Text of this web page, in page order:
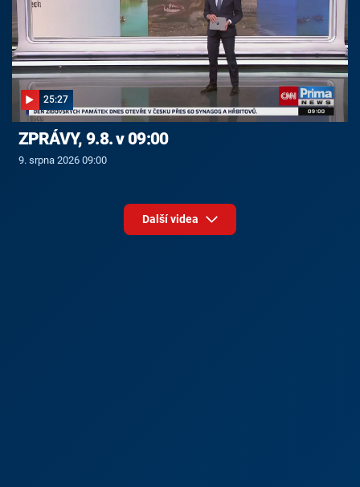
25:27
ZPRÁVY, 9.8. v 09:00
9. srpna 2026 09:00
Další videa